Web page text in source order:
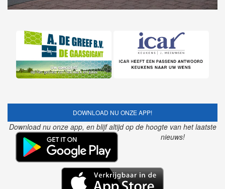
DOWNLOAD NU ONZE APP!
Download nu onze app, en blijf altijd op de hoogte van het laatste
nieuws!